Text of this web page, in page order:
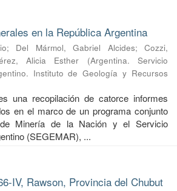
en la República Argentina
; Del Mármol, Gabriel Alcides;Cozzi,
Alicia Esther (Argentina. Servicio
Instituto de Geología y Recursos
una recopilación de catorce informes
en el marco de un programa conjunto
Minería de la Nación y el Servicio
(SEGEMAR), ...
IV, Rawson, Provincia del Chubut